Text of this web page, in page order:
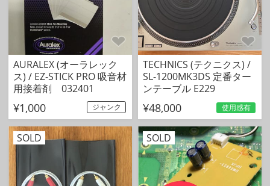
AURALEX (オーラレック
ス) / EZ-STICK PRO 吸音材
用接着剤 032401
¥1,000 ジャンク
TECHNICS (テクニクス) /
SL-1200MK3DS 定番ター
ンテーブル E229
¥48,000 使用感有
SOLD SOLD